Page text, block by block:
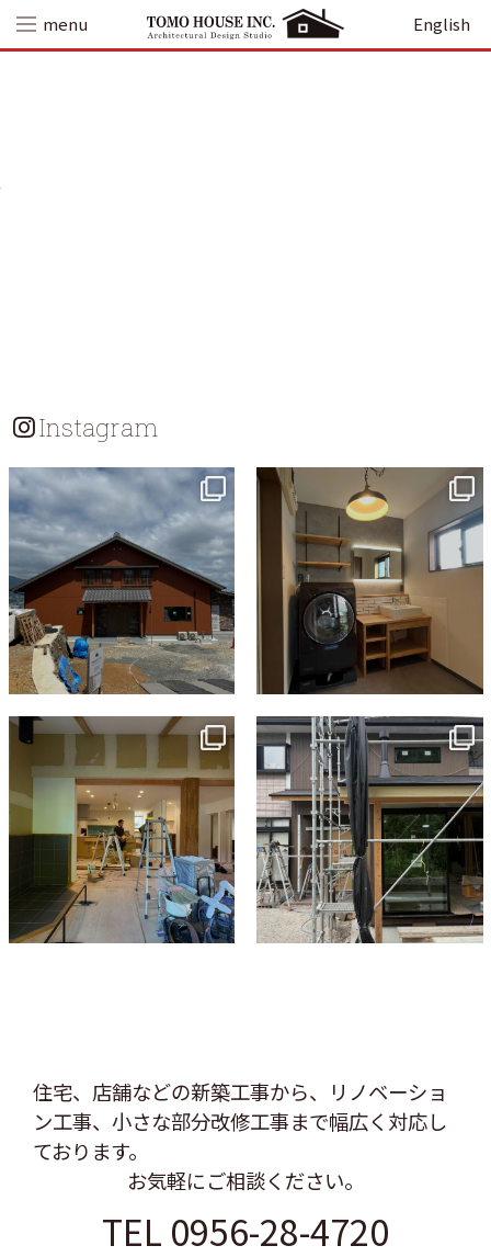
content
menu English
Instagram
tomohouseinc
tomohouseinc
7月 13
tomohouseinc
tomohouseinc
6月 3
住宅、店舗などの新築工事から、リノベーショ
ン工事、 小さな部分改修工事まで幅広く対応し
ております。
お気軽にご相談ください。
TEL 0956-28-4720